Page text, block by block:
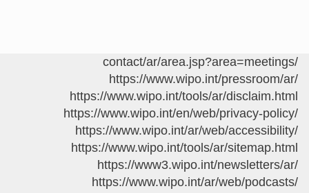
/contact/ar/area.jsp?area=meetings
https://www.wipo.int/pressroom/ar/
https://www.wipo.int/tools/ar/disclaim.html
https://www.wipo.int/en/web/privacy-policy/
https://www.wipo.int/ar/web/accessibility/
https://www.wipo.int/tools/ar/sitemap.html
https://www3.wipo.int/newsletters/ar/
https://www.wipo.int/ar/web/podcasts/